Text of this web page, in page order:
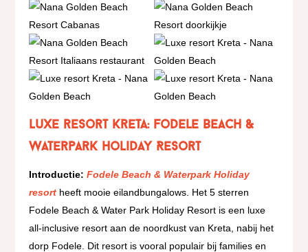
Luxe resort Kreta: Fodele Beach &
Waterpark Holiday Resort
Introductie: Fodele Beach & Waterpark Holiday
resort heeft mooie eilandbungalows. Het 5 sterren
Fodele Beach & Water Park Holiday Resort is een luxe
all-inclusive resort aan de noordkust van Kreta, nabij het
dorp Fodele. Dit resort is vooral populair bij families en